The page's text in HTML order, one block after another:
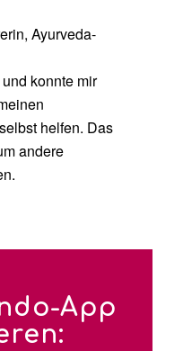
Ayurveda-
konnte mir
helfen. Das
andere
App